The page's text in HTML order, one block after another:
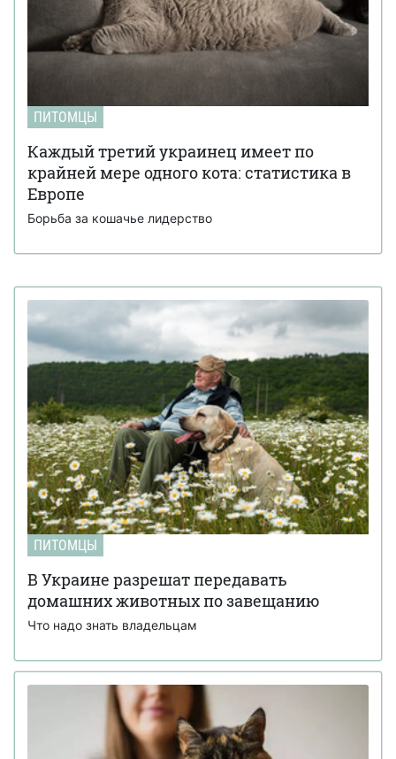
ПИТОМЦЫ
Каждый третий украинец имеет по
крайней мере одного кота: статистика в
Европе
Борьба за кошачье лидерство
ПИТОМЦЫ
В Украине разрешат передавать
домашних животных по завещанию
Что надо знать владельцам